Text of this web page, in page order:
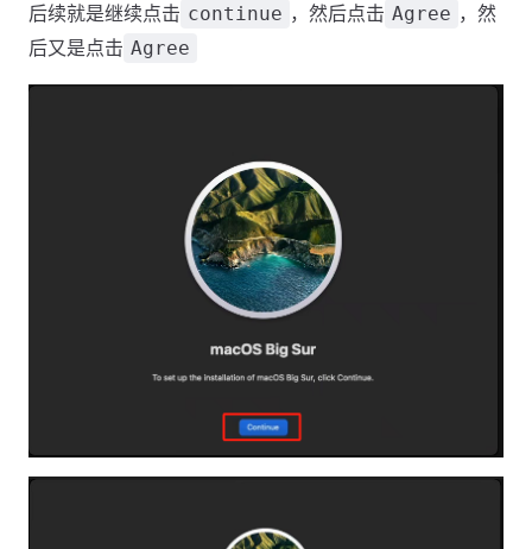
后续就是继续点击 continue ，然后点击 Agree ，然
后又是点击 Agree